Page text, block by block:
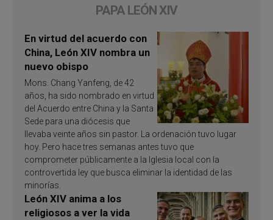
PAPA LEÓN XIV
En virtud del acuerdo con
China, León XIV nombra un
nuevo obispo
Mons. Chang Yanfeng, de 42
años, ha sido nombrado en virtud
del Acuerdo entre China y la Santa
Sede para una diócesis que
llevaba veinte años sin pastor. La ordenación tuvo lugar
hoy. Pero hace tres semanas antes tuvo que
comprometer públicamente a la Iglesia local con la
controvertida ley que busca eliminar la identidad de las
minorías.
León XIV anima a los
religiosos a ver la vida